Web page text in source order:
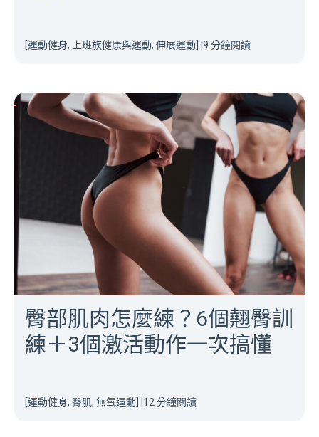
[運動健身, 上班族健康與運動, 伸展運動] 9 分鐘閱讀
臀部肌肉怎麼練？6個翹臀訓
練＋3個激活動作一次搞懂
[運動健身, 臀肌, 無氧運動] 12 分鐘閱讀